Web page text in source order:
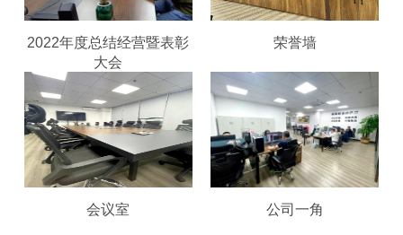
2022年度总结经营暨表彰
大会
荣誉墙
会议室 公司一角